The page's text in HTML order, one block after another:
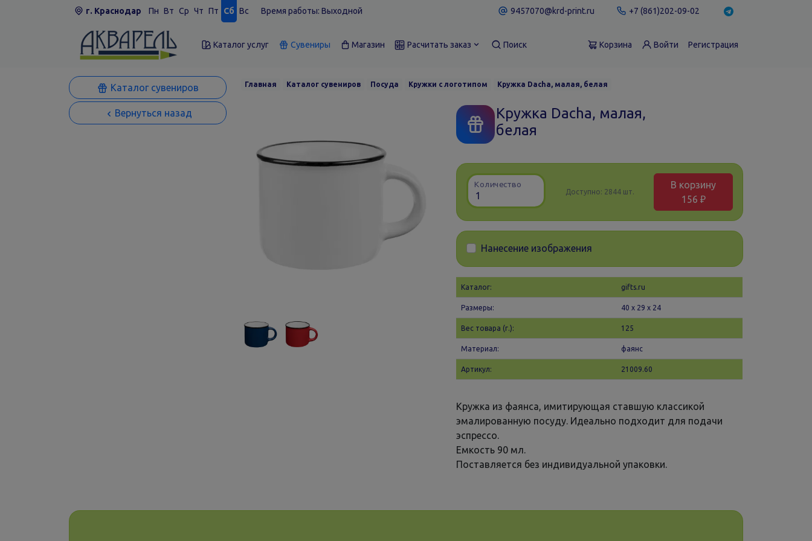
г. Краснодар Пн Вт Ср Чт Пт Сб Вс Время работы: Выходной 9457070@krd-print.ru +7 (861)202-09-02
Каталог услуг Сувениры Магазин Расчитать заказ Поиск Корзина Войти Регистрация
Каталог сувениров
Вернуться назад
Главная Каталог сувениров Посуда Кружки с логотипом Кружка Dacha, малая, белая
Кружка Dacha, малая,
белая
Количество
Доступно: 2844 шт.
В корзину
156 ₽
Нанесение изображения
Каталог: gifts.ru
Размеры: 40 х 29 x 24
Вес товара (г.): 125
Материал: фаянс
Артикул: 21009.60
Кружка из фаянса, имитирующая ставшую классикой
эмалированную посуду. Идеально подходит для подачи
эспрессо.
Емкость 90 мл.
Поставляется без индивидуальной упаковки.